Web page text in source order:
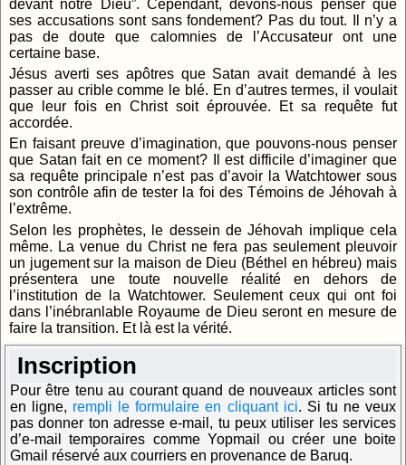
devant notre Dieu”. Cependant, devons-nous penser que
ses accusations sont sans fondement? Pas du tout. Il n’y a
pas de doute que calomnies de l’Accusateur ont une
certaine base.
Jésus averti ses apôtres que Satan avait demandé à les
passer au crible comme le blé. En d’autres termes, il voulait
que leur fois en Christ soit éprouvée. Et sa requête fut
accordée.
En faisant preuve d’imagination, que pouvons-nous penser
que Satan fait en ce moment? Il est difficile d’imaginer que
sa requête principale n’est pas d’avoir la Watchtower sous
son contrôle afin de tester la foi des Témoins de Jéhovah à
l’extrême.
Selon les prophètes, le dessein de Jéhovah implique cela
même. La venue du Christ ne fera pas seulement pleuvoir
un jugement sur la maison de Dieu (Béthel en hébreu) mais
présentera une toute nouvelle réalité en dehors de
l’institution de la Watchtower. Seulement ceux qui ont foi
dans l’inébranlable Royaume de Dieu seront en mesure de
faire la transition. Et là est la vérité.
Inscription
Pour être tenu au courant quand de nouveaux articles sont
en ligne, rempli le formulaire en cliquant ici. Si tu ne veux
pas donner ton adresse e-mail, tu peux utiliser les services
d’e-mail temporaires comme Yopmail ou créer une boite
Gmail réservé aux courriers en provenance de Baruq.